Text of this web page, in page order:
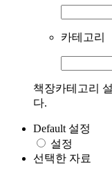
카테고리
책장카테고리
다.
Default 설정
설정
선택한 자료